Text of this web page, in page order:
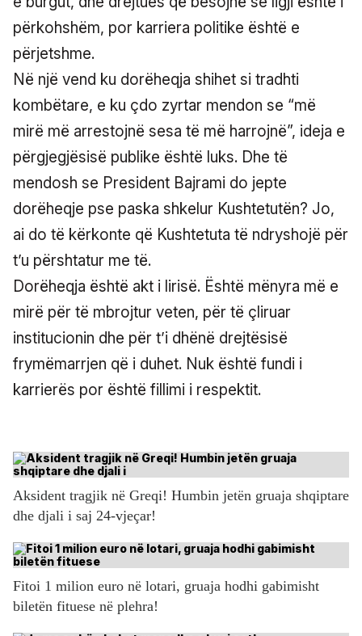
përkohshëm, por karriera politike është e
përjetshme.
Në një vend ku dorëheqja shihet si tradhti
kombëtare, e ku çdo zyrtar mendon se “më
mirë më arrestojnë sesa të më harrojnë”, ideja e
përgjegjësisë publike është luks. Dhe të
mendosh se President Bajrami do jepte
dorëheqje pse paska shkelur Kushtetutën? Jo,
ai do të kërkonte që Kushtetuta të ndryshojë për
t’u përshtatur me të.
Dorëheqja është akt i lirisë. Është mënyra më e
mirë për të mbrojtur veten, për të çliruar
institucionin dhe për t’i dhënë drejtësisë
frymëmarrjen që i duhet. Nuk është fundi i
karrierës por është fillimi i respektit.
Aksident tragjik në Greqi! Humbin jetën gruaja shqiptare
dhe djali i saj 24-vjeçar!
Fitoi 1 milion euro në lotari, gruaja hodhi gabimisht
biletën fituese në plehra!